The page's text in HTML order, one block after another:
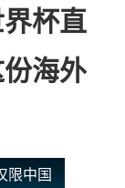
杯直
海外
限中国